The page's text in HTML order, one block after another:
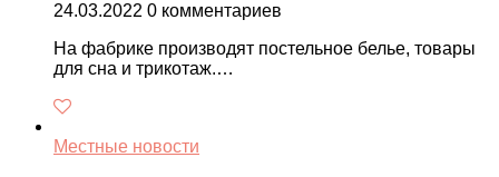
24.03.2022 0 комментариев
На фабрике производят постельное белье, товары
для сна и трикотаж.…
Местные новости